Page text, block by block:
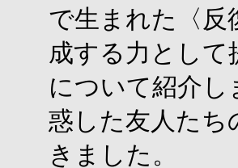
で生まれた〈反
成する力として
について紹介
惑した友人たち
きました。